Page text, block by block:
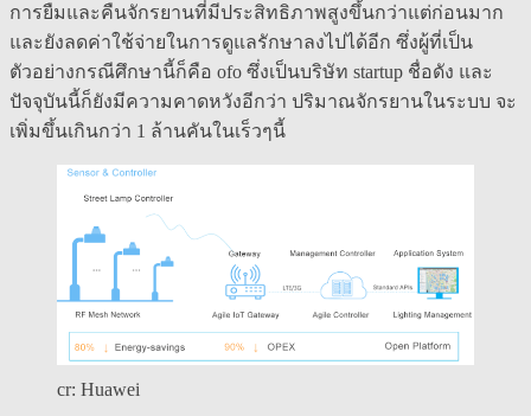
การยืมและคืนจักรยานที่มีประสิทธิภาพสูงขึ้นกว่าแต่ก่อนมาก
และยังลดค่าใช้จ่ายในการดูแลรักษาลงไปได้อีก ซึ่งผู้ที่เป็น
ตัวอย่างกรณีศึกษานี้ก็คือ ofo ซึ่งเป็นบริษัท startup ชื่อดัง และ
ปัจจุบันนี้ก็ยังมีความคาดหวังอีกว่า ปริมาณจักรยานในระบบ จะ
เพิ่มขึ้นเกินกว่า 1 ล้านคันในเร็วๆนี้
cr: Huawei